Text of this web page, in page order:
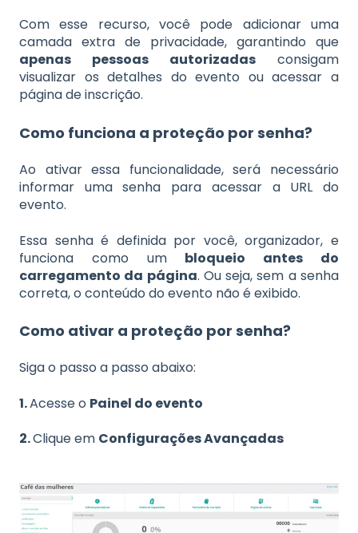
Com esse recurso, você pode adicionar uma
camada extra de privacidade, garantindo que
apenas pessoas autorizadas consigam
visualizar os detalhes do evento ou acessar a
página de inscrição.
Como funciona a proteção por senha?
Ao ativar essa funcionalidade, será necessário
informar uma senha para acessar a URL do
evento.
Essa senha é definida por você, organizador, e
funciona como um bloqueio antes do
carregamento da página. Ou seja, sem a senha
correta, o conteúdo do evento não é exibido.
Como ativar a proteção por senha?
Siga o passo a passo abaixo:
1.Acesse o Painel do evento
2.Clique em Configurações Avançadas